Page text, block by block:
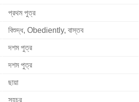
প্রথম পুত্র
বিশুদ্ধ, Obediently, বাস্তব
দশম পুত্র
দশম পুত্র
ছায়া
সহচর